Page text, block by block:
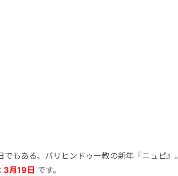
でもある、バリヒンドゥー教の新年『ニュピ』。
3月19日 です。